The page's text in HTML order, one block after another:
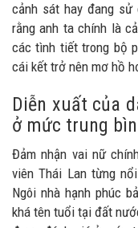
cảnh sát hay đang sử
rằng anh ta chính là
các tình tiết trong bộ
cái kết trở nên mơ hồ
Diễn xuất của
ở mức trung
Đảm nhận vai nữ
viên Thái Lan từng
Ngôi nhà hạnh phúc
khá tên tuổi tại đất